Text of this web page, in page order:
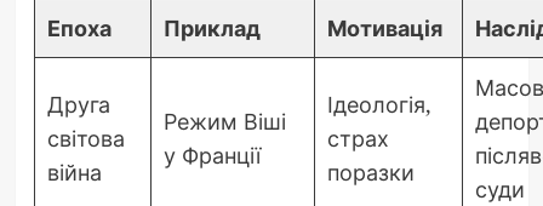
Епоха Приклад Мотивація
Друга
світова
війна
Режим Віші
у Франції
Ідеологія,
страх
поразки
суди